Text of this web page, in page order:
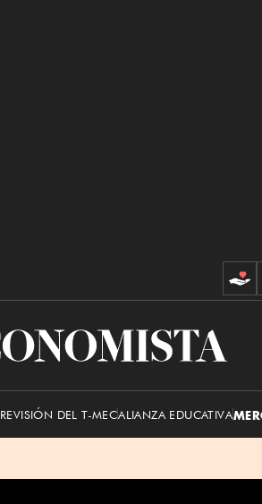
El
REVISIÓN DEL T-MECALIANZA EDUCATIVA